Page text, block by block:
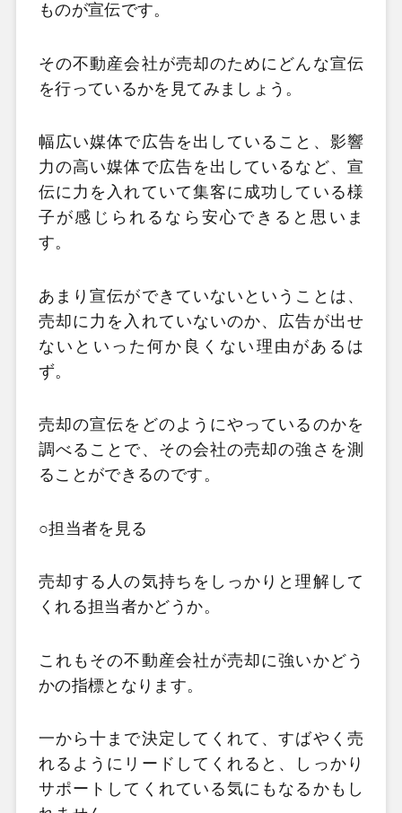
ものが宣伝です。
その不動産会社が売却のためにどんな宣伝
を行っているかを見てみましょう。
幅広い媒体で広告を出していること、影響
力の高い媒体で広告を出しているなど、宣
伝に力を入れていて集客に成功している様
子が感じられるなら安心できると思いま
す。
あまり宣伝ができていないということは、
売却に力を入れていないのか、広告が出せ
ないといった何か良くない理由があるは
ず。
売却の宣伝をどのようにやっているのかを
調べることで、その会社の売却の強さを測
ることができるのです。
○担当者を見る
売却する人の気持ちをしっかりと理解して
くれる担当者かどうか。
これもその不動産会社が売却に強いかどう
かの指標となります。
一から十まで決定してくれて、すばやく売
れるようにリードしてくれると、しっかり
サポートしてくれている気にもなるかもし